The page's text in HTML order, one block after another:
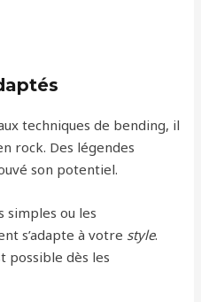
techniques de bending, il
rock. Des légendes
son potentiel.
simples ou les
s’adapte à votre style.
possible dès les